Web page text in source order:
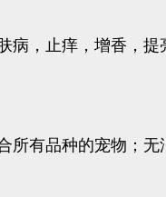
病，止痒，增香，
所有品种的宠物；